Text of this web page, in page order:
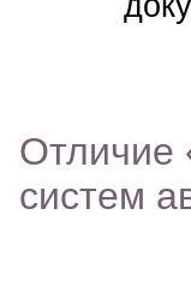
Отличие
систем